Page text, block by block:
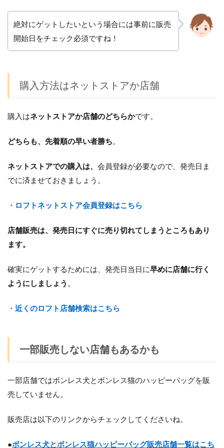
絶対にゲットしたいという場合には事前に販売
開始日をチェック必須ですね！
購入方法はネットストアか店舗
購入はネットストアか店舗のどちらかです。
どちらも、先着順の早い者勝ち。
ネットストアでの購入は、 会員登録が必要なので、発売日ま
でに済ませておきましょう。
・ ロフトネットストア会員登録はこちら
店舗販売は、発売日にすぐに売り切れてしまうところもあり
ます。
確実にゲットするためには、発売日当日に早めに店舗に行く
ようにしましょう 。
・ 近くのロフト店舗検索はこちら
一部販売しない店舗もあるかも
一部店舗ではボンレス犬とボンレス猫のハッピーバッグを販
売していません。
販売店は以下のリンクからチェックしてくださいね。
●ボンレス犬とボンレス猫ハッピーバッグ販売店舗一覧はこち